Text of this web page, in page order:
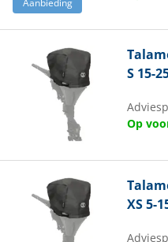
S 15-
Op
XS 5-